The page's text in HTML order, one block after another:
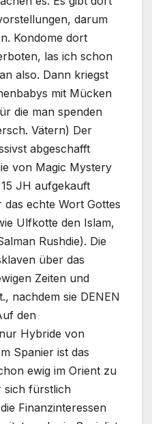
darum
Kondome dort
las ich schon
also. Dann kriegst
mit Mücken
die man spenden
Vätern) Der
abgeschafft
von Magic Mystery
JH aufgekauft
echte Wort Gottes
Ulfkotte den Islam,
Rushdie). Die
über das
Zeiten und
nachdem sie DENEN
den
Hybride von
Spanier ist das
ewig im Orient zu
sich fürstlich
Finanzinteressen